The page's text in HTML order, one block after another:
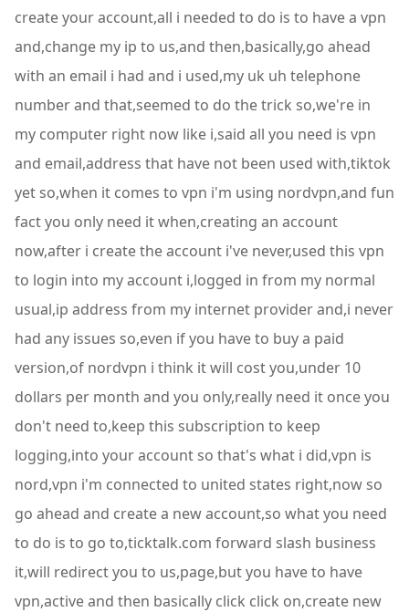
create your account,all i needed to do is to have a vpn
and,change my ip to us,and then,basically,go ahead
with an email i had and i used,my uk uh telephone
number and that,seemed to do the trick so,we're in
my computer right now like i,said all you need is vpn
and email,address that have not been used with,tiktok
yet so,when it comes to vpn i'm using nordvpn,and fun
fact you only need it when,creating an account
now,after i create the account i've never,used this vpn
to login into my account i,logged in from my normal
usual,ip address from my internet provider and,i never
had any issues so,even if you have to buy a paid
version,of nordvpn i think it will cost you,under 10
dollars per month and you only,really need it once you
don't need to,keep this subscription to keep
logging,into your account so that's what i did,vpn is
nord,vpn i'm connected to united states right,now so
go ahead and create a new account,so what you need
to do is to go to,ticktalk.com forward slash business
it,will redirect you to us,page,but you have to have
vpn,active and then basically click click on,create new